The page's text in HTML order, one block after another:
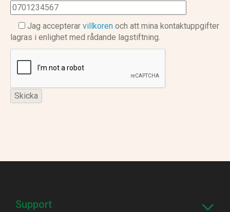
Jag accepterar villkoren och att mina kontaktuppgifter
lagras i enlighet med rådande lagstiftning.
Support